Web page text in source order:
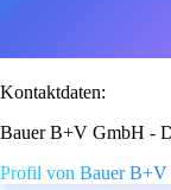
Kontaktdaten:
Bauer B+V GmbH -
Profil von Bauer B+V